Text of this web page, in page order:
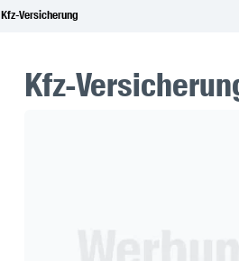
Kfz-Versicherung
Kfz-